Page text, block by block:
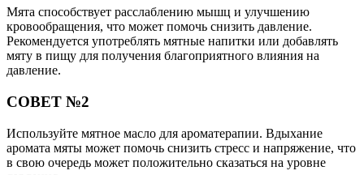
Мята способствует расслаблению мышц и улучшению
кровообращения, что может помочь снизить давление.
Рекомендуется употреблять мятные напитки или добавлять
мяту в пищу для получения благоприятного влияния на
давление.
СОВЕТ №2
Используйте мятное масло для ароматерапии. Вдыхание
аромата мяты может помочь снизить стресс и напряжение, что
в свою очередь может положительно сказаться на уровне